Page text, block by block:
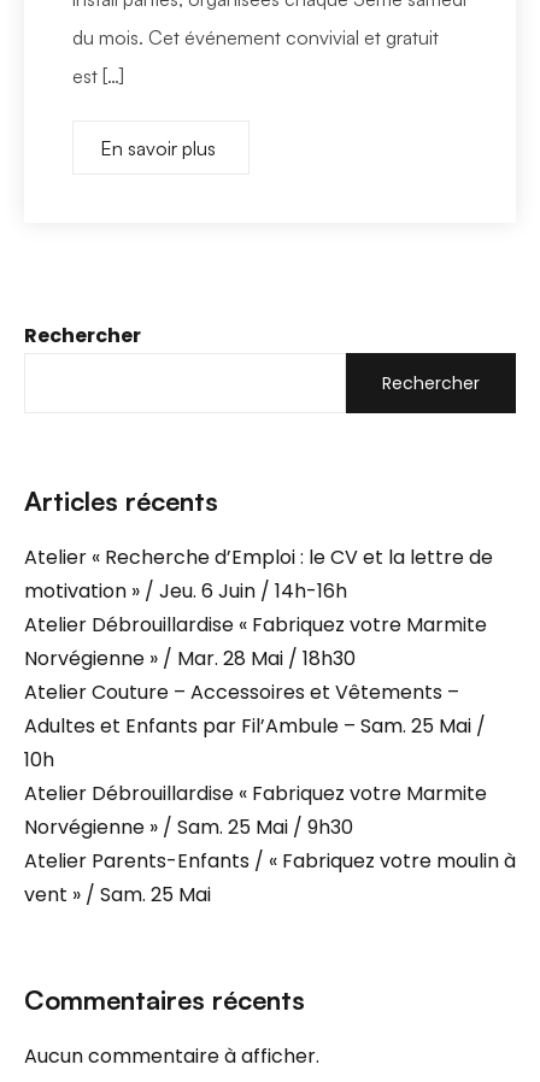
Rechercher
Rechercher
Articles récents
Atelier « Recherche d’Emploi : le CV et la lettre de
motivation » / Jeu. 6 Juin / 14h-16h
Atelier Débrouillardise « Fabriquez votre Marmite
Norvégienne » / Mar. 28 Mai / 18h30
Atelier Couture – Accessoires et Vêtements –
Adultes et Enfants par Fil’Ambule – Sam. 25 Mai /
10h
Atelier Débrouillardise « Fabriquez votre Marmite
Norvégienne » / Sam. 25 Mai / 9h30
Atelier Parents-Enfants / « Fabriquez votre moulin à
vent » / Sam. 25 Mai
Commentaires récents
Aucun commentaire à afficher.
du mois. Cet événement convivial et gratuit
est […]
En savoir plus